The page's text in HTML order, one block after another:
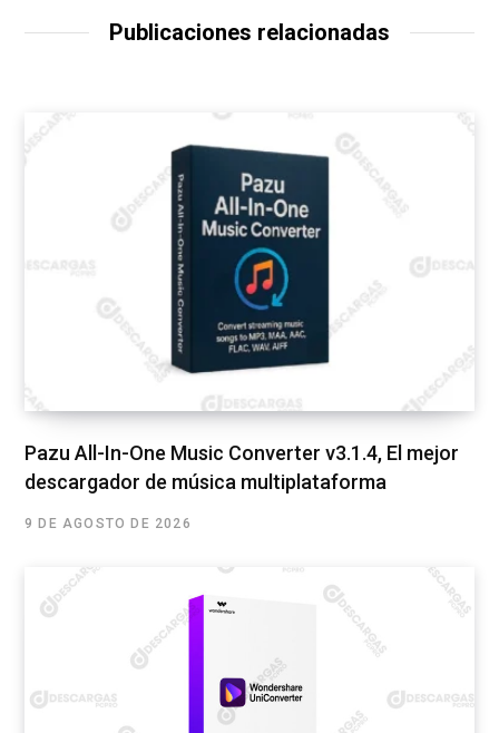
Publicaciones relacionadas
Pazu All-In-One Music Converter v3.1.4, El mejor
descargador de música multiplataforma
9 DE AGOSTO DE 2026